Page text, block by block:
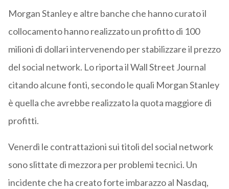
Morgan Stanley e altre banche che hanno curato il
collocamento hanno realizzato un profitto di 100
milioni di dollari intervenendo per stabilizzare il prezzo
del social network. Lo riporta il Wall Street Journal
citando alcune fonti, secondo le quali Morgan Stanley
è quella che avrebbe realizzato la quota maggiore di
profitti.
Venerdì le contrattazioni sui titoli del social network
sono slittate di mezzora per problemi tecnici. Un
incidente che ha creato forte imbarazzo al Nasdaq,